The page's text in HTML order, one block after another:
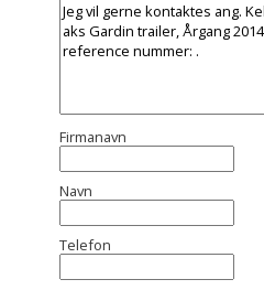
Firmanavn
Navn
Telefon